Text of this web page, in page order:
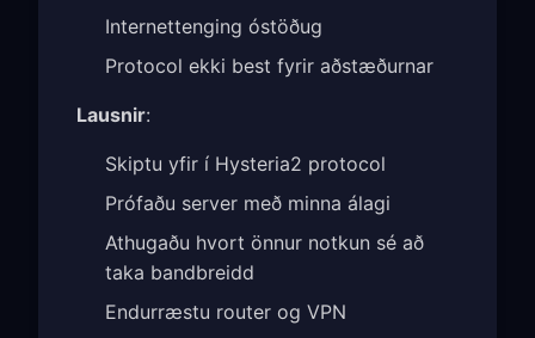
Internettenging óstöðug
Protocol ekki best fyrir aðstæðurnar
Lausnir:
Skiptu yfir í Hysteria2 protocol
Prófaðu server með minna álagi
Athugaðu hvort önnur notkun sé að
taka bandbreidd
Endurræstu router og VPN